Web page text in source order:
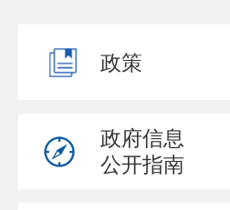
政策
政府信息
公开指南